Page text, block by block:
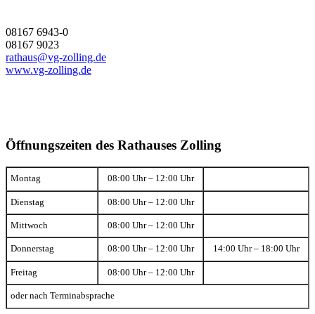
08167 6943-0
08167 9023
rathaus@vg-zolling.de
www.vg-zolling.de
Öffnungszeiten des Rathauses Zolling
Montag 08:00 Uhr – 12:00 Uhr
Dienstag 08:00 Uhr – 12:00 Uhr
Mittwoch 08:00 Uhr – 12:00 Uhr
Donnerstag 08:00 Uhr – 12:00 Uhr 14:00 Uhr – 18:00 Uhr
Freitag 08:00 Uhr – 12:00 Uhr
oder nach Terminabsprache